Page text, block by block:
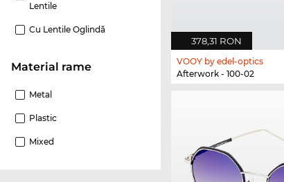
Lentile
Cu Lentile Oglindă
Material rame
Metal
Plastic
Mixed
378,31 RON
VOOY by edel-optics
Afterwork - 100-02